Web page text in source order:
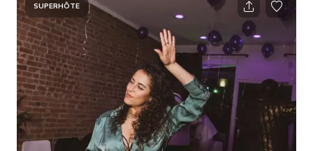
cet espace avec amour, soin & attention aux détails. Tout a
été construit dans l'intention de partager l'espace avec
d'autres pour divers événements. Je serai présent pendant
l'évé
SUPERHÔTE